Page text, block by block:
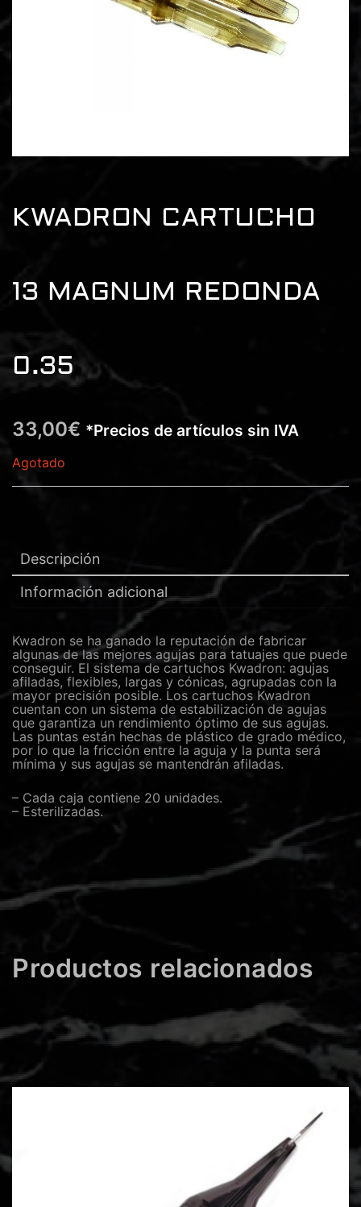
KWADRON CARTUCHO
13 MAGNUM REDONDA
0.35
33,00€ *Precios de artículos sin IVA
Agotado
Descripción
Información adicional
Kwadron se ha ganado la reputación de fabricar
algunas de las mejores agujas para tatuajes que puede
conseguir. El sistema de cartuchos Kwadron: agujas
afiladas, flexibles, largas y cónicas, agrupadas con la
mayor precisión posible. Los cartuchos Kwadron
cuentan con un sistema de estabilización de agujas
que garantiza un rendimiento óptimo de sus agujas.
Las puntas están hechas de plástico de grado médico,
por lo que la fricción entre la aguja y la punta será
mínima y sus agujas se mantendrán afiladas.
– Cada caja contiene 20 unidades.
– Esterilizadas.
Productos relacionados